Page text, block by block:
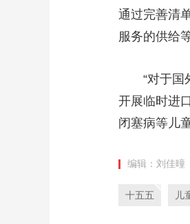
通过完善清
服务的供给
“对于国外
开展临时进
闭塞病等儿
编辑：刘佳曈
十五五 儿